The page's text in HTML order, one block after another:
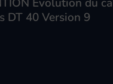
DT 40 Version 9